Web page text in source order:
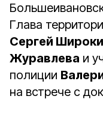
Глава
Сергей
Журавлева и
полиции
на встрече с